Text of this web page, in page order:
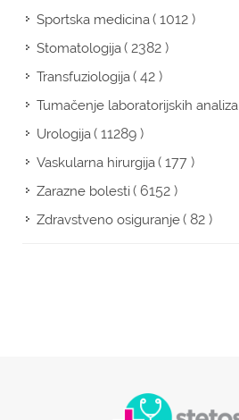
Sportska medicina( 1012 )
Stomatologija( 2382 )
Transfuziologija( 42 )
Tumačenje laboratorijskih analiza
Urologija( 11289 )
Vaskularna hirurgija( 177 )
Zarazne bolesti( 6152 )
Zdravstveno osiguranje( 82 )